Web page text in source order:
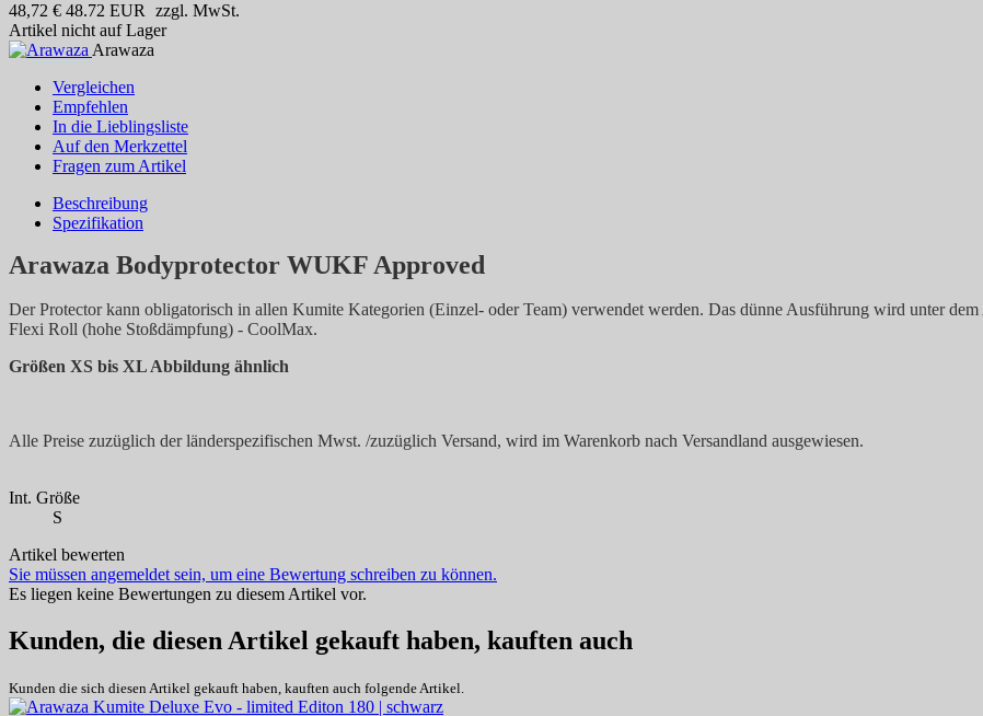
48,72 € 48.72 EUR zzgl. MwSt.
Artikel nicht auf Lager
Arawaza
Vergleichen
Empfehlen
In die Lieblingsliste
Auf den Merkzettel
Fragen zum Artikel
Beschreibung
Spezifikation
Arawaza Bodyprotector WUKF Approved
Der Protector kann obligatorisch in allen Kumite Kategorien (Einzel- oder Team) verwendet werden. Das dünne Ausführung wird unter
Flexi Roll (hohe Stoßdämpfung) - CoolMax.
Größen XS bis XL Abbildung ähnlich
Alle Preise zuzüglich der länderspezifischen Mwst. /zuzüglich Versand, wird im Warenkorb nach Versandland ausgewiesen.
Int. Größe
S
Artikel bewerten
Sie müssen angemeldet sein, um eine Bewertung schreiben zu können.
Es liegen keine Bewertungen zu diesem Artikel vor.
Kunden, die diesen Artikel gekauft haben, kauften auch
Kunden die sich diesen Artikel gekauft haben, kauften auch folgende Artikel.